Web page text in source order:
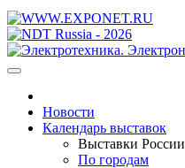
Новости
Календарь выставок
Выставки России
По городам